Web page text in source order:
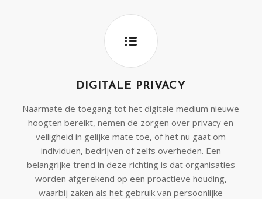
DIGITALE PRIVACY
Naarmate de toegang tot het digitale medium nieuwe
hoogten bereikt, nemen de zorgen over privacy en
veiligheid in gelijke mate toe, of het nu gaat om
individuen, bedrijven of zelfs overheden. Een
belangrijke trend in deze richting is dat organisaties
worden afgerekend op een proactieve houding,
waarbij zaken als het gebruik van persoonlijke